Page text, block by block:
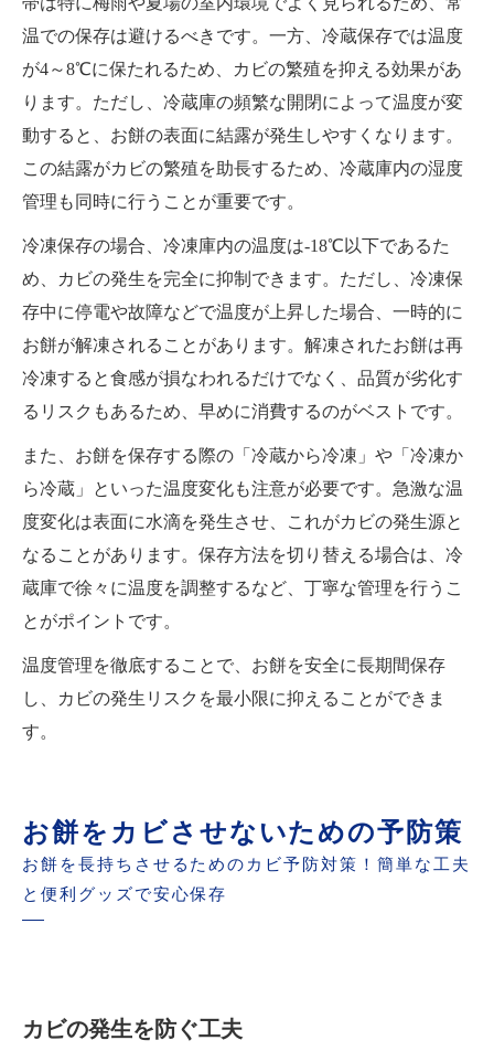
温での保存は避けるべきです。一方、冷蔵保存では温度
が4～8℃に保たれるため、カビの繁殖を抑える効果があ
ります。ただし、冷蔵庫の頻繁な開閉によって温度が変
動すると、お餅の表面に結露が発生しやすくなります。
この結露がカビの繁殖を助長するため、冷蔵庫内の湿度
管理も同時に行うことが重要です。
冷凍保存の場合、冷凍庫内の温度は-18℃以下であるた
め、カビの発生を完全に抑制できます。ただし、冷凍保
存中に停電や故障などで温度が上昇した場合、一時的に
お餅が解凍されることがあります。解凍されたお餅は再
冷凍すると食感が損なわれるだけでなく、品質が劣化す
るリスクもあるため、早めに消費するのがベストです。
また、お餅を保存する際の「冷蔵から冷凍」や「冷凍か
ら冷蔵」といった温度変化も注意が必要です。急激な温
度変化は表面に水滴を発生させ、これがカビの発生源と
なることがあります。保存方法を切り替える場合は、冷
蔵庫で徐々に温度を調整するなど、丁寧な管理を行うこ
とがポイントです。
温度管理を徹底することで、お餅を安全に長期間保存
し、カビの発生リスクを最小限に抑えることができま
す。
お餅をカビさせないための予防策
お餅を長持ちさせるためのカビ予防対策！簡単な工夫
と便利グッズで安心保存
カビの発生を防ぐ工夫